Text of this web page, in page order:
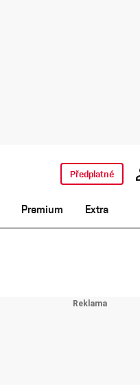
Premium Extra
Předplatné